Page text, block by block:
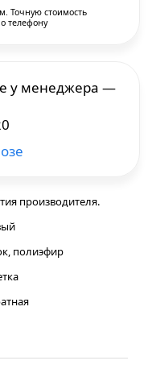
производителя.
полиэфир
Точную стоимость
телефону
у менеджера —